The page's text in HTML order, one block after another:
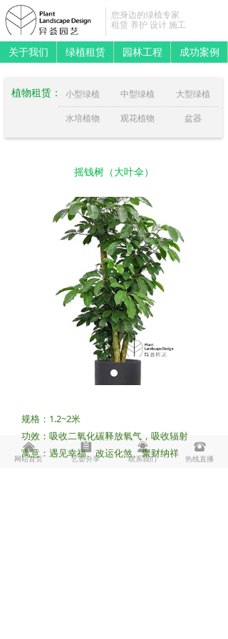
成功案例
园林工程
绿植租赁
关于我们
您身边的绿植专家
租赁 养护 设计 施工
植物租赁： 小型绿植 中型绿植
大型绿植
水培植物
观花植物 盆器
摇钱树（大叶伞）
规格：1.2~2米
功效：吸收二氧化碳释放氧气，吸收辐射
寓意：遇见幸福、改运化煞、聚财纳祥
낀
网站首页
뀳
艺荟分享
끤
联系我们
뀰
热线直播